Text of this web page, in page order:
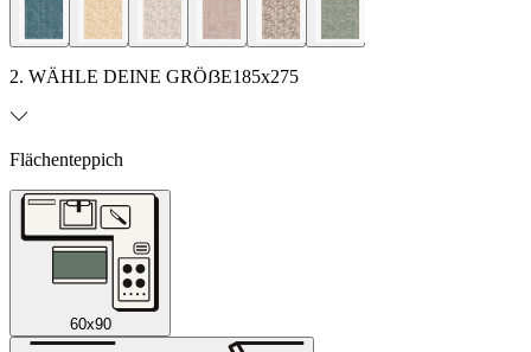
2. WÄHLE DEINE GRÖẞE185x275
Flächenteppich
60x90